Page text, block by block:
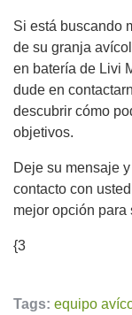
Si está buscando
de su granja
en batería de Livi
dude en
descubrir cómo
objetivos.
Deje su mensaje
contacto con
mejor opción para
{3
Tags: equipo